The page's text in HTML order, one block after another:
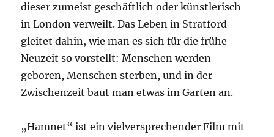
dieser zumeist geschäftlich oder künstlerisch
in London verweilt. Das Leben in Stratford
gleitet dahin, wie man es sich für die frühe
Neuzeit so vorstellt: Menschen werden
geboren, Menschen sterben, und in der
Zwischenzeit baut man etwas im Garten an.
„Hamnet“ ist ein vielversprechender Film mit